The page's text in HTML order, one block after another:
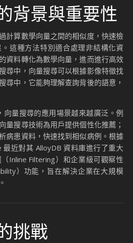
背景與重要性
計算數學向量之間的相似度，快速檢
這種方法特別適合處理非結構化資
資料轉化為數學向量，進而進行高效
尋中，向量搜尋可以根據影像特徵找
尋中，它能夠理解查詢背後的語意，
向量搜尋的應用場景越來越廣泛。例
量搜尋技術為用戶提供個性化推薦；
病患資料，快速找到相似病例。根據
最近對其 AlloyDB 資料庫進行了重大
Inline Filtering）和企業級可觀察性
）功能，旨在解決企業在大規模
挑戰